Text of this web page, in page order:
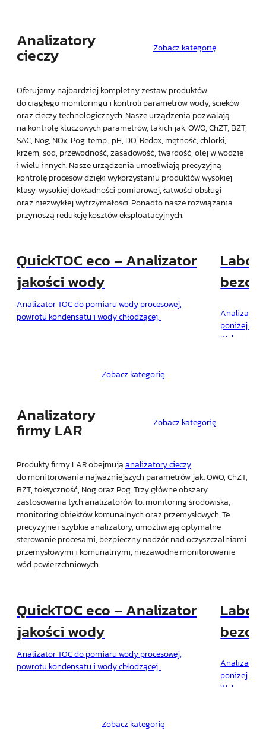
Analizatory
cieczy Zobacz kategorię
Oferujemy najbardziej kompletny zestaw produktów
do ciągłego monitoringu i kontroli parametrów wody, ścieków
oraz cieczy technologicznych. Nasze urządzenia pozwalają
na kontrolę kluczowych parametrów, takich jak: OWO, ChZT, BZT,
SAC, Nog, NOx, Pog, temp., pH, DO, Redox, mętność, chlorki,
krzem, sód, przewodność, zasadowość, twardość, olej w wodzie
i wielu innych. Nasze urządzenia umożliwiają precyzyjną
kontrolę procesów dzięki wykorzystaniu produktów wysokiej
klasy, wysokiej dokładności pomiarowej, łatwości obsługi
oraz niezwykłej wytrzymałości. Ponadto nasze rozwiązania
przynoszą redukcję kosztów eksploatacyjnych.
QuickTOC eco – Analizator
jakości wody
Analizator TOC do pomiaru wody procesowej,
powrotu kondensatu i wody chłodzącej.
Analizator
poniżej
Zobacz kategorię
Analizatory
firmy LAR Zobacz kategorię
Produkty firmy LAR obejmująanalizatory cieczy
do monitorowania najważniejszych parametrów jak: OWO, ChZT,
BZT, toksyczność, Nog oraz Pog. Trzy główne obszary
zastosowania tych analizatorów to: monitoring środowiska,
monitoring obiektów komunalnych oraz przemysłowych. Te
precyzyjne i szybkie analizatory, umożliwiają optymalne
sterowanie procesami, bezpieczny nadzór nad oczyszczalniami
przemysłowymi i komunalnymi, niezawodne monitorowanie
wód powierzchniowych.
QuickTOC eco – Analizator
jakości wody
Analizator TOC do pomiaru wody procesowej,
powrotu kondensatu i wody chłodzącej.
Analizator
poniżej
Zobacz kategorię